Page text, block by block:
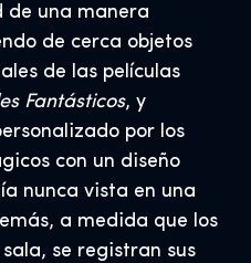
de una manera
de cerca objetos
de las películas
Fantásticos, y
por los
con un diseño
nunca vista en una
a medida que los
se registran sus